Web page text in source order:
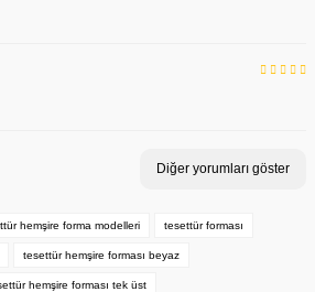
Diğer yorumları göster
hemşire forma modelleri tesettür forması
tesettür hemşire forması beyaz
hemşire forması tek üst